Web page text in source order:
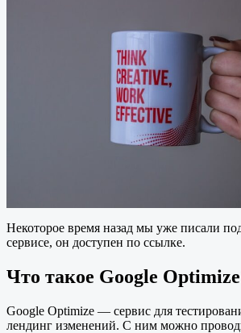
Некоторое время назад мы уже писали
сервисе, он доступен по ссылке.
Что такое Google
Google Optimize — сервис для
лендинг изменений. С ним можно